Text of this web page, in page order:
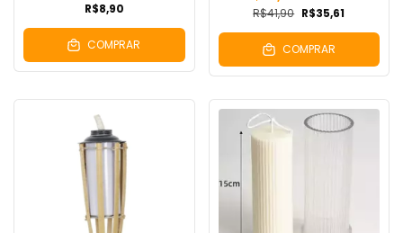
R$8,90
COMPRAR
R$41,90 R$35,61
COMPRAR